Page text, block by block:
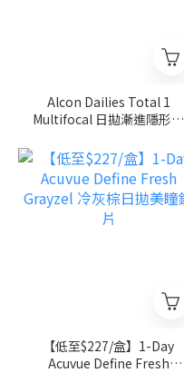
Alcon Dailies Total 1
Multifocal 日拋漸進隱形眼
【低至$227/盒】1-Day
Acuvue Define Fresh